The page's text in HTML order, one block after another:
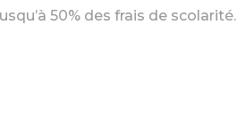
50% des frais de scolarité.